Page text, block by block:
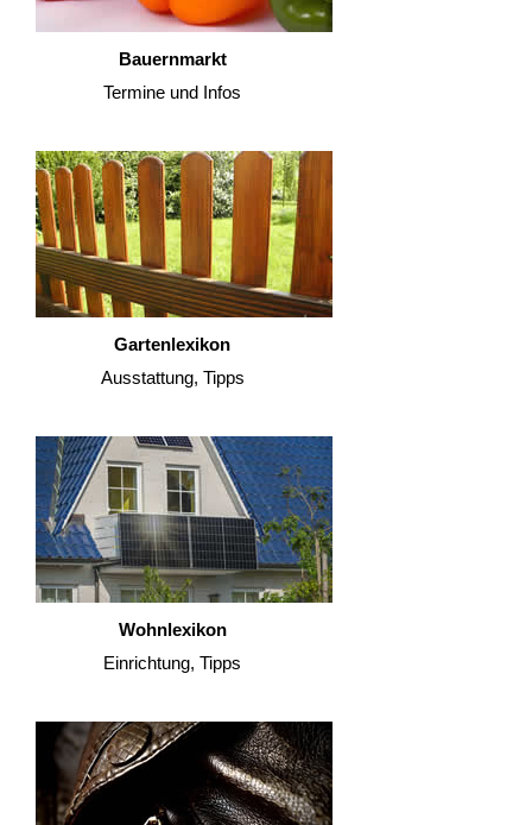
Bauernmarkt
Termine und Infos
Gartenlexikon
Ausstattung, Tipps
Wohnlexikon
Einrichtung, Tipps